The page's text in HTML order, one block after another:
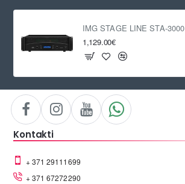
IMG STAGE LINE STA-3000
1,129.00€
Kontakti
+ 371 29111699
+ 371 67272290